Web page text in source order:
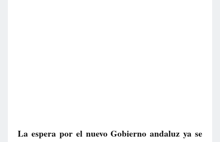
La espera por el nuevo Gobierno andaluz ya se